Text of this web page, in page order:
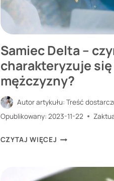
2024
R.?
Samiec Delta –
charakteryzuje
mężczyzny?
Autor artykułu: Treść
Opublikowany: 2023-11-22
CZYTAJ WIĘCEJ SAMIEC